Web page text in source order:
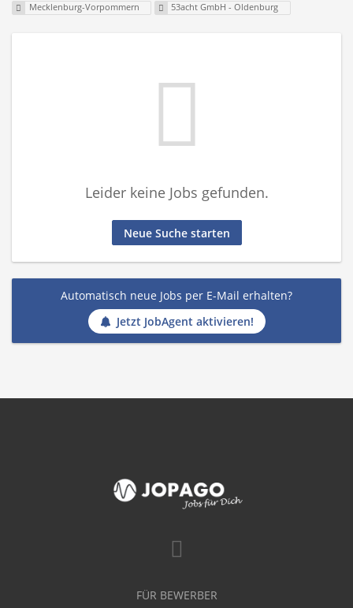
Mecklenburg-Vorpommern 53acht GmbH - Oldenburg
Leider keine Jobs gefunden.
Neue Suche starten
Automatisch neue Jobs per E-Mail erhalten?
Jetzt JobAgent aktivieren!
FÜR BEWERBER